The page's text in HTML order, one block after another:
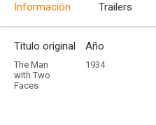
Información Trailers
Título original
The Man
with Two
Faces
Año
1934